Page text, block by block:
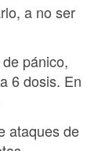
a no ser
pánico,
6 dosis. En
ataques de